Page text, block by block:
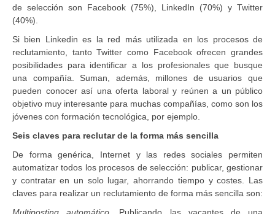
de selección son Facebook (75%), LinkedIn (70%) y Twitter
(40%).
Si bien Linkedin es la red más utilizada en los procesos de
reclutamiento, tanto Twitter como Facebook ofrecen grandes
posibilidades para identificar a los profesionales que busque
una compañía. Suman, además, millones de usuarios que
pueden conocer así una oferta laboral y reúnen a un público
objetivo muy interesante para muchas compañías, como son los
jóvenes con formación tecnológica, por ejemplo.
Seis claves para reclutar de la forma más sencilla
De forma genérica, Internet y las redes sociales permiten
automatizar todos los procesos de selección: publicar, gestionar
y contratar en un solo lugar, ahorrando tiempo y costes. Las
claves para realizar un reclutamiento de forma más sencilla son:
Multiposting automático . Publicando las vacantes de una